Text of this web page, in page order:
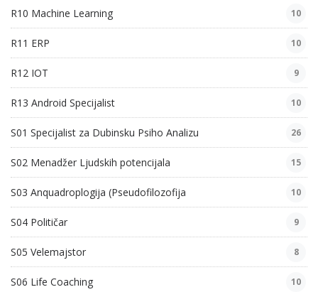
R10 Machine Learning 10
R11 ERP 10
R12 IOT 9
R13 Android Specijalist 10
S01 Specijalist za Dubinsku Psiho Analizu 26
S02 Menadžer Ljudskih potencijala 15
S03 Anquadroplogija (Pseudofilozofija 10
S04 Političar 9
S05 Velemajstor 8
S06 Life Coaching 10